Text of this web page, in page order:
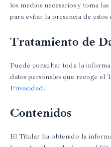
los medios necesarios y toma
para evitar la presencia de estos
Tratamiento de
Puede consultar toda la
datos personales que recoge el
Privacidad.
Contenidos
El Titular ha obtenido la